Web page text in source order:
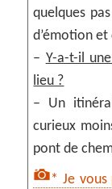
quelques
d’émotion
– Y-a-t-il
lieu ?
– Un
curieux
pont de
* Je